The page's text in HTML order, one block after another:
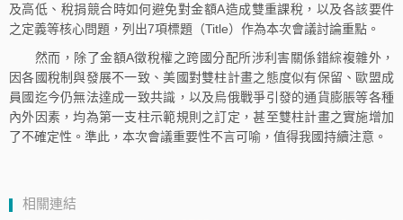
及高低、稅捐競合時如何避免對金額A造成雙重課稅，以及各該要件
之定義等核心問題，列出7項標題（Title）作為本次會議討論重點。
然而，除了金額A徵稅權之跨國分配所涉利害關係錯綜複雜外，
因各國稅制與發展不一致、美國對雙柱計畫之態度似有保留、歐盟成
員國迄今仍無法達成一致共識，以及烏俄戰爭引發的通貨膨脹等各種
內外因素，均為第一支柱示範規則之訂定，甚至雙柱計畫之實施增加
了不確定性。準此，本次會議重要性不言可喻，值得我國持續注意。
相關連結